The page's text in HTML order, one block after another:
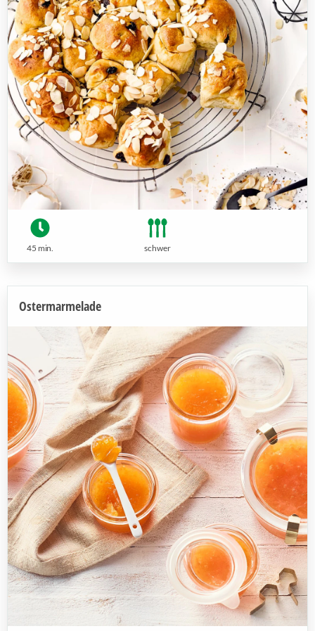
45 min. schwer
Ostermarmelade